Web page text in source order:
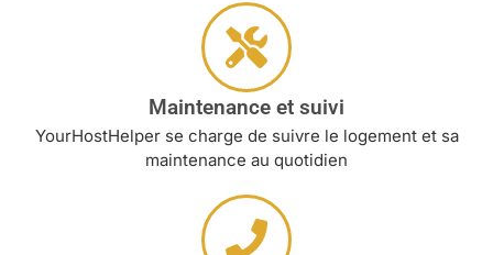
Maintenance et suivi
YourHostHelper se charge de suivre le logement et sa
maintenance au quotidien